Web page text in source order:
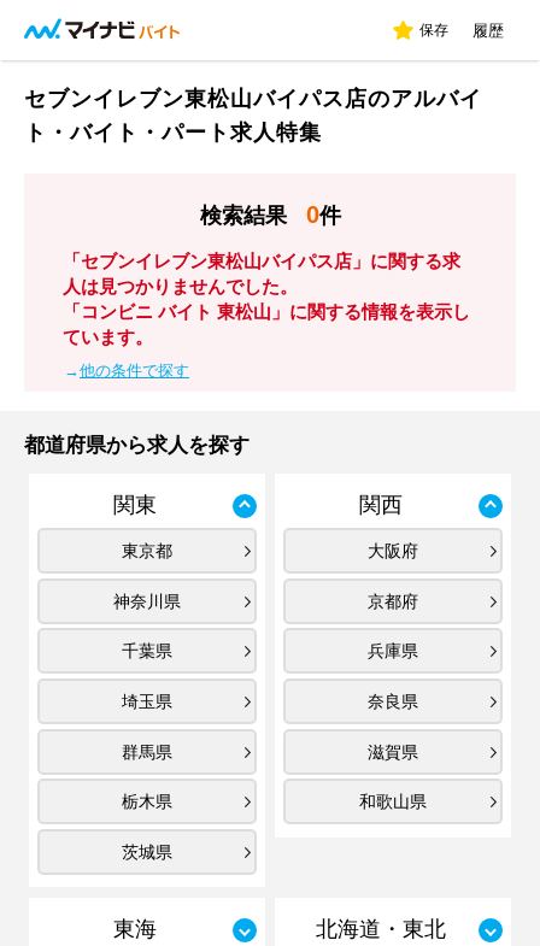
保存 履歴
セブンイレブン東松山バイパス店のアルバイ
ト・バイト・パート求人特集
検索結果 0件
「セブンイレブン東松山バイパス店」に関する求
人は見つかりませんでした。
「コンビニ バイト 東松山」に関する情報を表示し
ています。
→他の条件で探す
都道府県から求人を探す
関東
東京都
神奈川県
千葉県
埼玉県
群馬県
栃木県
茨城県
関西
大阪府
京都府
兵庫県
奈良県
滋賀県
和歌山県
東海 北海道・東北